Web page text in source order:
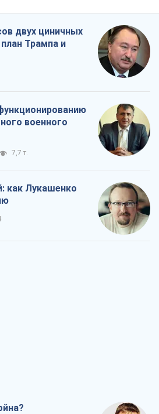
двух циничных
Трампа и
военного
7,7 т.
как Лукашенко